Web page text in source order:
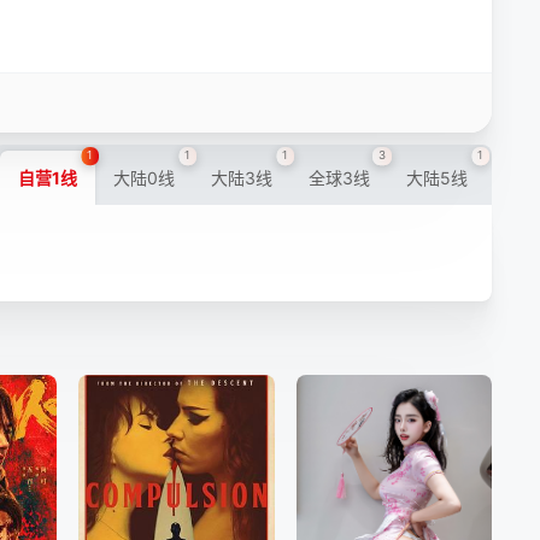
自营1线
1
大陆0线
1
大陆3线
1
全球3线
3
大陆5线
1